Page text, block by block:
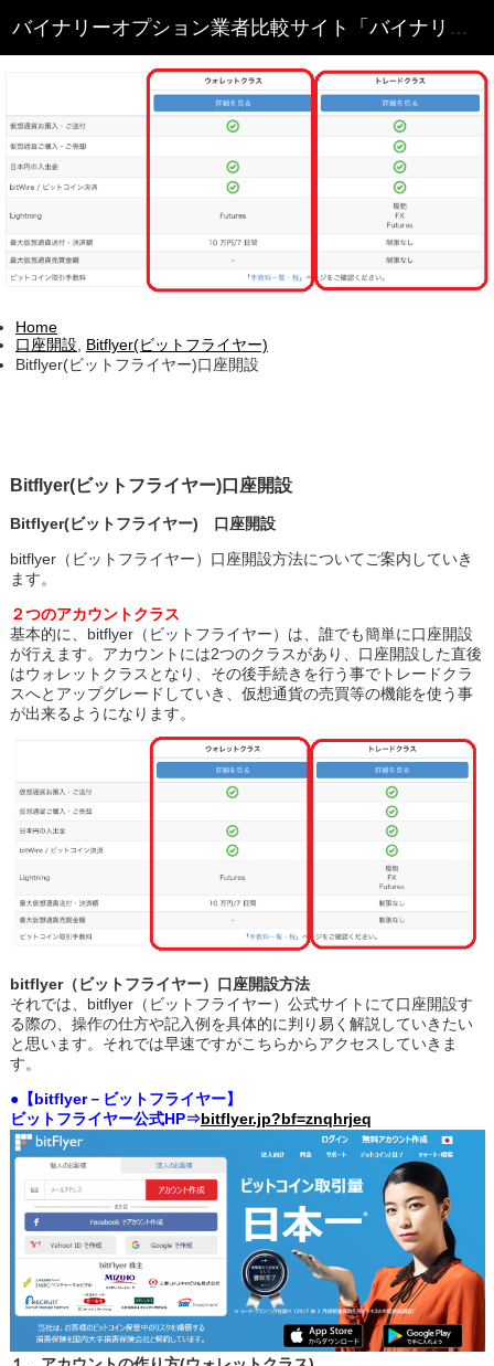
Home
口座開設
Bitflyer(ビットフライヤー)
Bitflyer(ビットフライヤー)口座開設
Bitflyer(ビットフライヤー)口座開設
Bitflyer(ビットフライヤー) 口座開設
bitflyer（ビットフライヤー）口座開設方法についてご案内していき
ます。
２つのアカウントクラス
基本的に、bitflyer（ビットフライヤー）は、誰でも簡単に口座開設
が行えます。アカウントには2つのクラスがあり、口座開設した直後
はウォレットクラスとなり、その後手続きを行う事でトレードクラ
スへとアップグレードしていき、仮想通貨の売買等の機能を使う事
が出来るようになります。
bitflyer（ビットフライヤー）口座開設方法
それでは、bitflyer（ビットフライヤー）公式サイトにて口座開設す
る際の、操作の仕方や記入例を具体的に判り易く解説していきたい
と思います。それでは早速ですがこちらからアクセスしていきま
す。
●【bitflyer－ビットフライヤー】
ビットフライヤー公式HP⇒bitflyer.jp?bf=znqhrjeq